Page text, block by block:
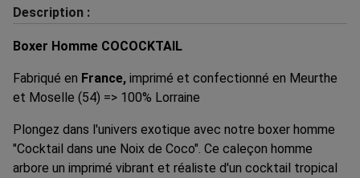
Description :
Boxer Homme COCOCKTAIL
Fabriqué en France, imprimé et confectionné en Meurthe
et Moselle (54) => 100% Lorraine
Plongez dans l'univers exotique avec notre boxer homme
"Cocktail dans une Noix de Coco". Ce caleçon homme
arbore un imprimé vibrant et réaliste d'un cocktail tropical